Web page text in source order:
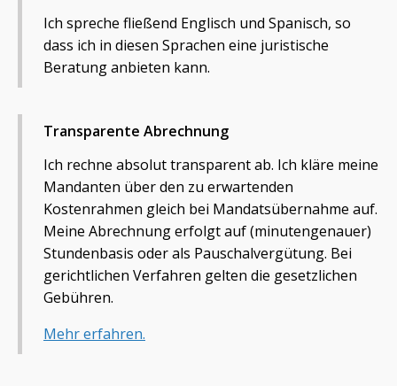
Ich spreche fließend Englisch und Spanisch, so
dass ich in diesen Sprachen eine juristische
Beratung anbieten kann.
Transparente Abrechnung
Ich rechne absolut transparent ab. Ich kläre meine
Mandanten über den zu erwartenden
Kostenrahmen gleich bei Mandatsübernahme auf.
Meine Abrechnung erfolgt auf (minutengenauer)
Stundenbasis oder als Pauschalvergütung. Bei
gerichtlichen Verfahren gelten die gesetzlichen
Gebühren.
Mehr erfahren.